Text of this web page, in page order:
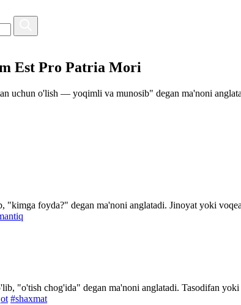
Est Pro Patria Mori
uchun o'lish — yoqimli va munosib" degan ma'noni
"kimga foyda?" degan ma'noni anglatadi. Jinoyat yoki
"o'tish chog'ida" degan ma'noni anglatadi. Tasodifan
#shaxmat